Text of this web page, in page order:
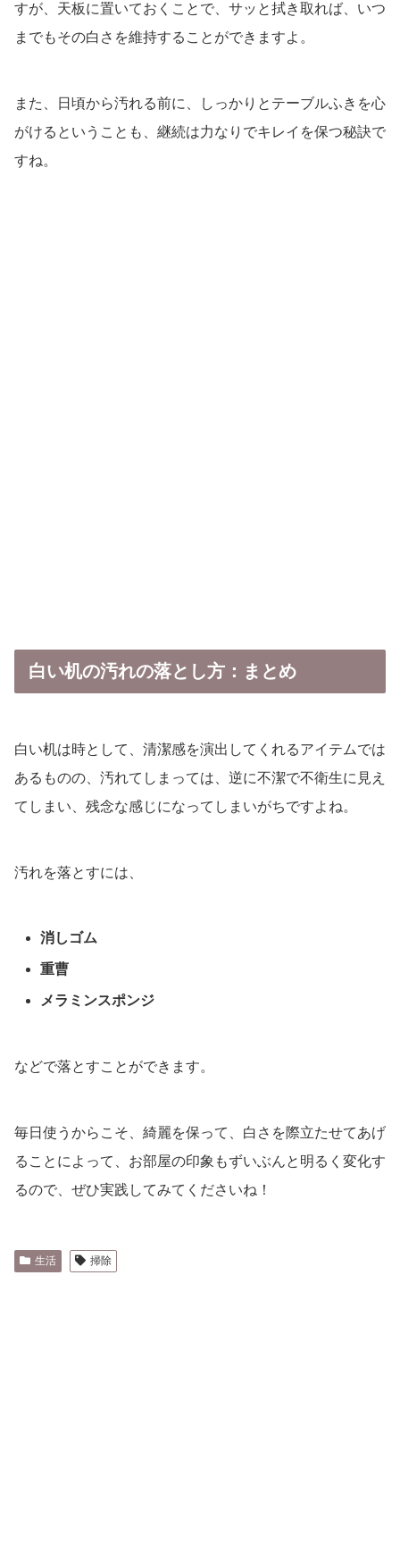
すが、天板に置いておくことで、サッと拭き取れば、いつ
までもその白さを維持することができますよ。
また、日頃から汚れる前に、しっかりとテーブルふきを心
がけるということも、継続は力なりでキレイを保つ秘訣で
すね。
白い机の汚れの落とし方：まとめ
白い机は時として、清潔感を演出してくれるアイテムでは
あるものの、汚れてしまっては、逆に不潔で不衛生に見え
てしまい、残念な感じになってしまいがちですよね。
汚れを落とすには、
消しゴム
重曹
メラミンスポンジ
などで落とすことができます。
毎日使うからこそ、綺麗を保って、白さを際立たせてあげ
ることによって、お部屋の印象もずいぶんと明るく変化す
るので、ぜひ実践してみてくださいね！
生活 掃除